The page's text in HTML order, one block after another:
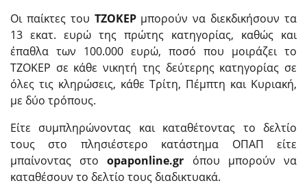
Οι παίκτες του ΤΖΟΚΕΡ μπορούν να διεκδικήσουν τα
13 εκατ. ευρώ της πρώτης κατηγορίας, καθώς και
έπαθλα των 100.000 ευρώ, ποσό που μοιράζει το
ΤΖΟΚΕΡ σε κάθε νικητή της δεύτερης κατηγορίας σε
όλες τις κληρώσεις, κάθε Τρίτη, Πέμπτη και Κυριακή,
με δύο τρόπους.
Είτε συμπληρώνοντας και καταθέτοντας το δελτίο
τους στο πλησιέστερο κατάστημα ΟΠΑΠ είτε
μπαίνοντας στοopaponline.gr όπου μπορούν να
καταθέσουν το δελτίο τους διαδικτυακά.